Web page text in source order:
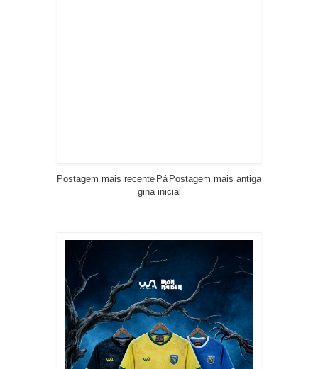
Postagem mais recente Postagem mais antiga
Pá
gina inicial